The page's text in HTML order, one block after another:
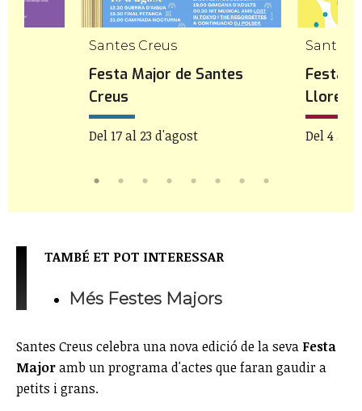
Santes Creus
Festa Major de Santes
Creus
Del 17 al 23 d'agost
Sant
Festa
Llorenç
Del 4 al
TAMBÉ ET POT INTERESSAR
Més Festes Majors
Santes Creus celebra una nova edició de la seva Festa
Majoramb un programa d'actes que faran gaudir a
petits i grans.